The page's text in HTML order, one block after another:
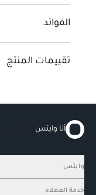
الفوائد
تقييمات المنتج
أنا وايتس
وايتس
خدمة العملاء